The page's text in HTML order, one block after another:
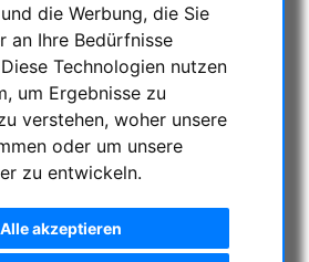
die Werbung, die Sie
an Ihre Bedürfnisse
Technologien nutzen
um Ergebnisse zu
verstehen, woher unsere
oder um unsere
zu entwickeln.
Alle akzeptieren
TELESCOPES